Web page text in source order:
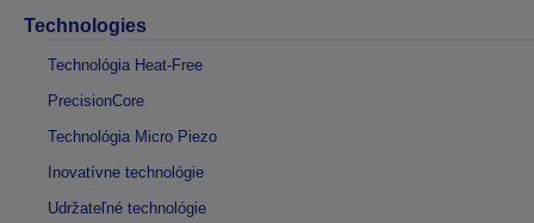
Technologies
Technológia Heat-Free
PrecisionCore
Technológia Micro Piezo
Inovatívne technológie
Udržateľné technológie